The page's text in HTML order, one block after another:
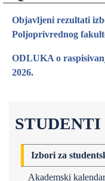
STUDENTI
Izbori za
Akademski
Objavljeni rezultati
Poljoprivrednog
ODLUKA o
2026.